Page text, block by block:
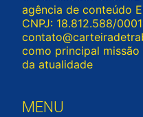
agência de conteúdo
CNPJ: 18.812.588/
como principal
da atualidade
MENU